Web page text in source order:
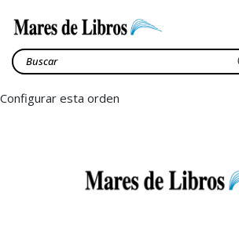
Configurar esta orden